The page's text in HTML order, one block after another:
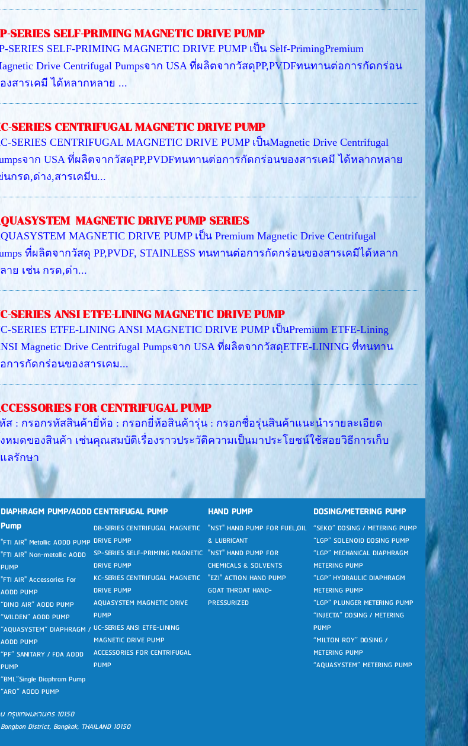
SERIES SELF-PRIMING MAGNETIC DRIVE PUMP
SERIES SELF-PRIMING MAGNETIC DRIVE PUMP เป็น Self-PrimingPremium
Drive Centrifugal Pumpsจาก USA ที่ผลิตจากวัสดุPP,PVDFทนทานต่อการกัดกร่อน
งสารเคมี ได้หลากหลาย ...
SERIES CENTRIFUGAL MAGNETIC DRIVE PUMP
SERIES CENTRIFUGAL MAGNETIC DRIVE PUMP เป็นMagnetic Drive Centrifugal
จาก USA ที่ผลิตจากวัสดุPP,PVDFทนทานต่อการกัดกร่อนของสารเคมี ได้หลากหลาย
นกรด,ด่าง,สารเคมีบ...
MAGNETIC DRIVE PUMP SERIES
MAGNETIC DRIVE PUMP เป็น Premium Magnetic Drive Centrifugal
ที่ผลิตจากวัสดุ PP,PVDF, STAINLESS ทนทานต่อการกัดกร่อนของสารเคมีได้หลาก
าย เช่น กรด,ด่า...
SERIES ANSI ETFE-LINING MAGNETIC DRIVE PUMP
SERIES ETFE-LINING ANSI MAGNETIC DRIVE PUMP เป็นPremium ETFE-Lining
Magnetic Drive Centrifugal Pumpsจาก USA ที่ผลิตจากวัสดุETFE-LINING ที่ทนทาน
การกัดกร่อนของสารเคม...
FOR CENTRIFUGAL PUMP
ส : กรอกรหัสสินค้ายี่ห้อ : กรอกยี่ห้อสินค้ารุ่น : กรอกชื่อรุ่นสินค้าแนะนำรายละเอียด
หมดของสินค้า เช่นคุณสมบัติเรื่องราวประวัติความเป็นมาประโยชน์ใช้สอยวิธีการเก็บ
ลรักษา
DIAPHRAGM PUMP/AODD
Pump
"FTI AIR" Metallic AODD PUMP
"FTI AIR" Non-metallic AODD
PUMP
"FTI AIR" Accessories For
AODD PUMP
“DINO AIR” AODD PUMP
“WILDEN” AODD PUMP
“AQUASYSTEM“ DIAPHRAGM /
AODD PUMP
“PF” SANITARY / FDA AODD
PUMP
“BML”Single Diaphram Pump
“ARO” AODD PUMP
CENTRIFUGAL PUMP
DB-SERIES CENTRIFUGAL MAGNETIC
DRIVE PUMP
SP-SERIES SELF-PRIMING MAGNETIC
DRIVE PUMP
KC-SERIES CENTRIFUGAL MAGNETIC
DRIVE PUMP
AQUASYSTEM MAGNETIC DRIVE
PUMP
UC-SERIES ANSI ETFE-LINING
MAGNETIC DRIVE PUMP
ACCESSORIES FOR CENTRIFUGAL
PUMP
HAND PUMP
"NST" HAND PUMP FOR FUEL,OIL
& LUBRICANT
"NST" HAND PUMP FOR
CHEMICALS & SOLVENTS
"EZI" ACTION HAND PUMP
GOAT THROAT HAND-
PRESSURIZED
DOSING/METERING PUMP
“SEKO” DOSING / METERING PUMP
“LGP” SOLENOID DOSING PUMP
“LGP” MECHANICAL DIAPHRAGM
METERING PUMP
“LGP” HYDRAULIC DIAPHRAGM
METERING PUMP
“LGP” PLUNGER METERING PUMP
“INJECTA” DOSING / METERING
PUMP
“MILTON ROY” DOSING /
METERING PUMP
“AQUASYSTEM” METERING PUMP
กรุงเทพมหานคร 10150
District, Bangkok, THAILAND 10150